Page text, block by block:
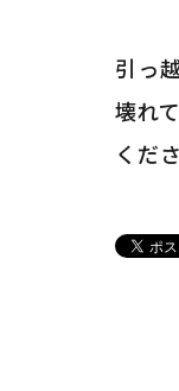
引っ
壊れ
くだ